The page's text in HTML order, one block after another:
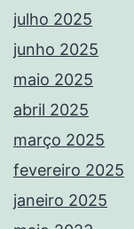
julho 2025
junho 2025
maio 2025
abril 2025
março 2025
fevereiro 2025
janeiro 2025